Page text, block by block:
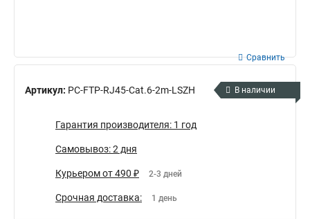
Артикул: PC-FTP-RJ45-Cat.6-2m-LSZH
Сравнить
В наличии
Гарантия производителя: 1 год
Самовывоз: 2 дня
Курьером от 490 ₽ 2-3 дней
Срочная доставка: 1 день